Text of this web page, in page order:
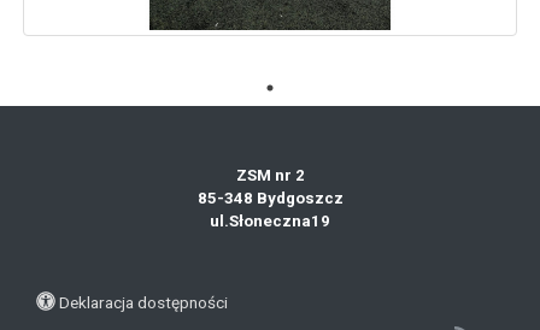
ZSM nr 2
85-348 Bydgoszcz
ul.Słoneczna19
Deklaracja dostępności